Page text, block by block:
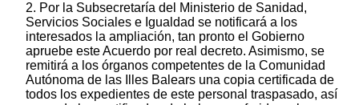
2. Por la Subsecretaría del Ministerio de Sanidad,
Servicios Sociales e Igualdad se notificará a los
interesados la ampliación, tan pronto el Gobierno
apruebe este Acuerdo por real decreto. Asimismo, se
remitirá a los órganos competentes de la Comunidad
Autónoma de las Illes Balears una copia certificada de
todos los expedientes de este personal traspasado, así